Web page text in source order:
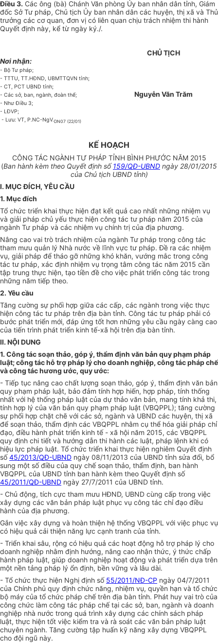
Điều 3. Các ông (bà) Chánh Văn phòng Ủy ban nhân dân tỉnh, Giám
đốc Sở Tư pháp, Chủ tịch Ủy ban nhân dân các huyện, thị xã và Thủ
trưởng các cơ quan, đơn vị có liên quan chịu trách nhiệm thi hành
Quyết định này, kể từ ngày ký./.
Nơi nhận:
- Bộ Tư pháp;
- TTTU, TT.HĐND, UBMTTQVN tỉnh;
- CT, PCT UBND tỉnh;
- Các sở, ban, ngành, đoàn thể;
- Như Điều 3;
- LĐVP;
- Lưu: VT, P.NC-NgV.DN07 (22/01)
CHỦ TỊCH
Nguyễn Văn Trăm
KẾ HOẠCH
CÔNG TÁC NGÀNH TƯ PHÁP TỈNH BÌNH PHƯỚC NĂM 2015
(Ban hành kèm theo Quyết định số159/QĐ-UBND ngày 28/01/2015
của Chủ tịch UBND tỉnh)
I. MỤC ĐÍCH, YÊU CẦU
1. Mục đích
Tổ chức triển khai thực hiện đạt kết quả cao nhất những nhiệm vụ
và giải pháp chủ yếu thực hiện công tác tư pháp năm 2015 của
ngành Tư pháp và các nhiệm vụ chính trị của địa phương.
Nâng cao vai trò trách nhiệm của ngành Tư pháp trong công tác
tham mưu quản lý Nhà nước về lĩnh vực tư pháp. Đề ra các nhiệm
vụ, giải pháp để tháo gỡ những khó khăn, vướng mắc trong công
tác tư pháp, xác định nhiệm vụ trọng tâm công tác năm 2015 cần
tập trung thực hiện, tạo tiền đề cho việc phát triển công tác trong
những năm tiếp theo.
2. Yêu cầu
Tăng cường sự phối hợp giữa các cấp, các ngành trong việc thực
hiện công tác tư pháp trên địa bàn tỉnh. Công tác tư pháp phải có
bước phát triển mới, đáp ứng tốt hơn những yêu cầu ngày càng cao
của tiến trình phát triển kinh tế-xã hội trên địa bàn tỉnh.
II. NỘI DUNG
1. Công tác soạn thảo, góp ý, thẩm định văn bản quy phạm pháp
luật; công tác hỗ trợ pháp lý cho doanh nghiệp, công tác pháp chế
và công tác hương ước, quy ước:
- Tiếp tục nâng cao chất lượng soạn thảo, góp ý, thẩm định văn bản
quy phạm pháp luật, bảo đảm tính hợp hiến, hợp pháp, tính thống
nhất với hệ thống pháp luật của dự thảo văn bản, mang tính khả thi,
tính hợp lý của văn bản quy phạm pháp luật (VBQPPL); tăng cường
sự phối hợp chặt chẽ với các sở, ngành và UBND các huyện, thị xã
để soạn thảo, thẩm định các VBQPPL nhằm cụ thể hóa giải pháp chỉ
đạo, điều hành phát triển kinh tế - xã hội năm 2015, các VBQPPL
quy định chi tiết và hướng dẫn thi hành các luật, pháp lệnh khi có
hiệu lực pháp luật. Tổ chức triển khai thực hiện nghiêm Quyết định
số45/2013/QĐ-UBND ngày 08/11/2013 của UBND tỉnh sửa đổi, bổ
sung một số điều của quy chế soạn thảo, thẩm định, ban hành
VBQPPL của UBND tỉnh ban hành kèm theo Quyết định số
45/2011/QĐ-UBND ngày 27/7/2011 của UBND tỉnh.
- Chủ động, tích cực tham mưu HĐND, UBND cùng cấp trong việc
xây dựng các văn bản pháp luật phục vụ công tác chỉ đạo điều
hành của địa phương.
Gắn việc xây dựng và hoàn thiện hệ thống VBQPPL với việc phục vụ
có hiệu quả cải thiện năng lực cạnh tranh của tỉnh.
- Triển khai sâu, rộng có hiệu quả các hoạt động hỗ trợ pháp lý cho
doanh nghiệp nhằm định hướng, nâng cao nhận thức, ý thức chấp
hành pháp luật, giúp doanh nghiệp hoạt động và phát triển dựa trên
một nền tảng pháp lý ổn định, bền vững và lâu dài.
- Tổ chức thực hiện Nghị định số 55/2011/NĐ-CP ngày 04/7/2011
của Chính phủ quy định chức năng, nhiệm vụ, quyền hạn và tổ chức
bộ máy của tổ chức pháp chế trên địa bàn tỉnh. Phát huy vai trò của
công chức làm công tác pháp chế tại các sở, ban, ngành và doanh
nghiệp nhà nước trong quá trình xây dựng các chính sách pháp
luật, thực hiện tốt việc kiểm tra và rà soát các văn bản pháp luật
chuyên ngành. Tăng cường tập huấn kỹ năng xây dựng VBQPPL
cho đội ngũ này.